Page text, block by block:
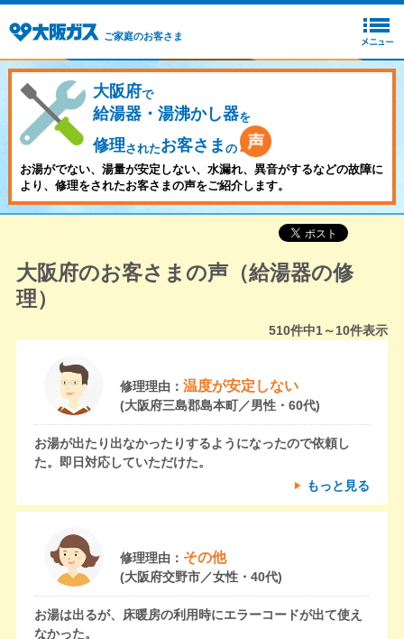
ご家庭のお客さま
大阪府で
給湯器・湯沸かし器を
修理されたお客さま の
お湯がでない、湯量が安定しない、水漏れ、異音がするなどの故障に
より、修理をされたお客さまの声をご紹介します。
大阪府のお客さまの声（給湯器の修
理）
510件中1～10件表示
修理理由： 温度が安定しない
(大阪府三島郡島本町／男性・60代)
お湯が出たり出なかったりするようになったので依頼し
た。即日対応していただけた。
もっと見る
修理理由： その他
(大阪府交野市／女性・40代)
お湯は出るが、床暖房の利用時にエラーコードが出て使え
なかった。